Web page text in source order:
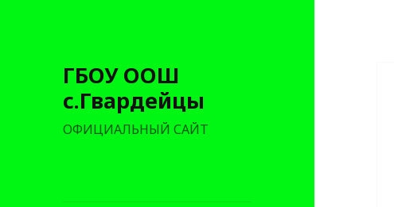
ГБОУ ООШ
с.Гвардейцы
ОФИЦИАЛЬНЫЙ САЙТ